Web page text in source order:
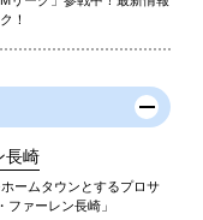
！
長崎
ームタウンとするプロサ
ファーレン長崎」